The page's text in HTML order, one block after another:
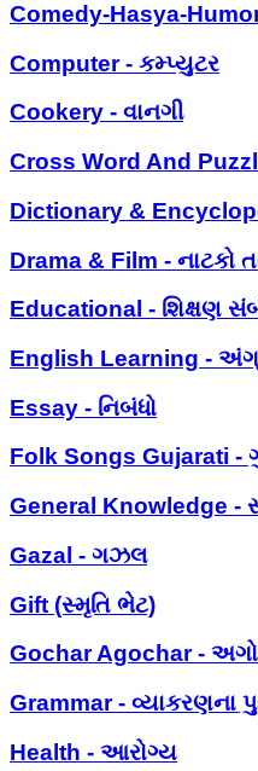
Comedy-Hasya-
Computer - કમ્પ્યુટર
Cookery - વાનગી
Cross Word And
Dictionary &
Drama & Film - નાટકો
Educational - શિક્ષણ
English Learning -
Essay - નિબંધો
Folk Songs Gujarati -
General Knowledge -
Gazal - ગઝલ
Gift (સ્મૃતિ ભેટ)
Gochar Agochar -
Grammar - વ્યાકરણના
Health - આરોગ્ય